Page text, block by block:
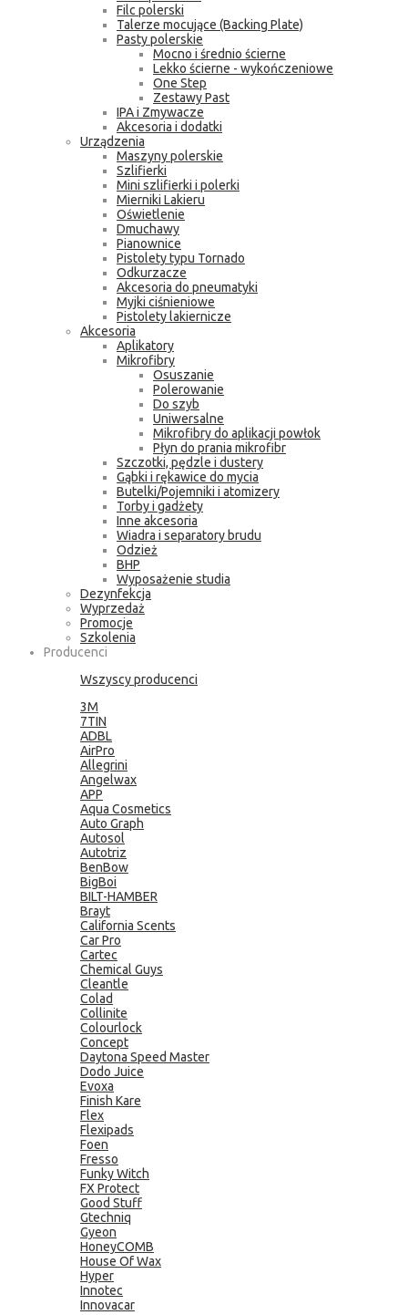
Filc polerski
Talerze mocujące (Backing Plate)
Pasty polerskie
Mocno i średnio ścierne
Lekko ścierne - wykończeniowe
One Step
Zestawy Past
IPA i Zmywacze
Akcesoria i dodatki
Urządzenia
Maszyny polerskie
Szlifierki
Mini szlifierki i polerki
Mierniki Lakieru
Oświetlenie
Dmuchawy
Pianownice
Pistolety typu Tornado
Odkurzacze
Akcesoria do pneumatyki
Myjki ciśnieniowe
Pistolety lakiernicze
Akcesoria
Aplikatory
Mikrofibry
Osuszanie
Polerowanie
Do szyb
Uniwersalne
Mikrofibry do aplikacji powłok
Płyn do prania mikrofibr
Szczotki, pędzle i dustery
Gąbki i rękawice do mycia
Butelki/Pojemniki i atomizery
Torby i gadżety
Inne akcesoria
Wiadra i separatory brudu
Odzież
BHP
Wyposażenie studia
Dezynfekcja
Wyprzedaż
Promocje
Szkolenia
Producenci
Wszyscy producenci
3M
7TIN
ADBL
AirPro
Allegrini
Angelwax
APP
Aqua Cosmetics
Auto Graph
Autosol
Autotriz
BenBow
BigBoi
BILT-HAMBER
Brayt
California Scents
Car Pro
Cartec
Chemical Guys
Cleantle
Colad
Collinite
Colourlock
Concept
Daytona Speed Master
Dodo Juice
Evoxa
Finish Kare
Flex
Flexipads
Foen
Fresso
Funky Witch
FX Protect
Good Stuff
Gtechniq
Gyeon
HoneyCOMB
House Of Wax
Hyper
Innotec
Innovacar